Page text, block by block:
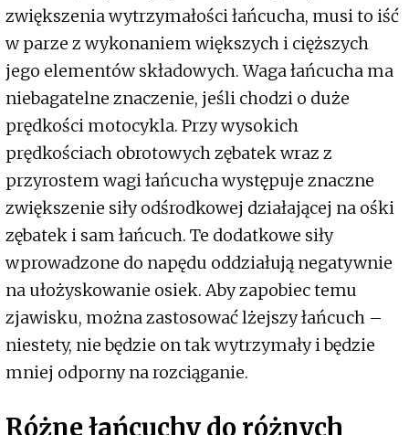
zwiększenia wytrzymałości łańcucha, musi to iść
w parze z wykonaniem większych i cięższych
jego elementów składowych. Waga łańcucha ma
niebagatelne znaczenie, jeśli chodzi o duże
prędkości motocykla. Przy wysokich
prędkościach obrotowych zębatek wraz z
przyrostem wagi łańcucha występuje znaczne
zwiększenie siły odśrodkowej działającej na ośki
zębatek i sam łańcuch. Te dodatkowe siły
wprowadzone do napędu oddziałują negatywnie
na ułożyskowanie osiek. Aby zapobiec temu
zjawisku, można zastosować lżejszy łańcuch –
niestety, nie będzie on tak wytrzymały i będzie
mniej odporny na rozciąganie.
Różne łańcuchy do różnych